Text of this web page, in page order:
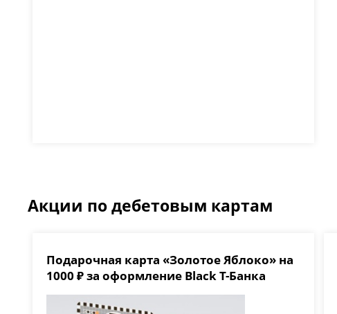
Акции по дебетовым картам
Подарочная карта «Золотое Яблоко» на
1000 ₽ за оформление Black Т-Банка